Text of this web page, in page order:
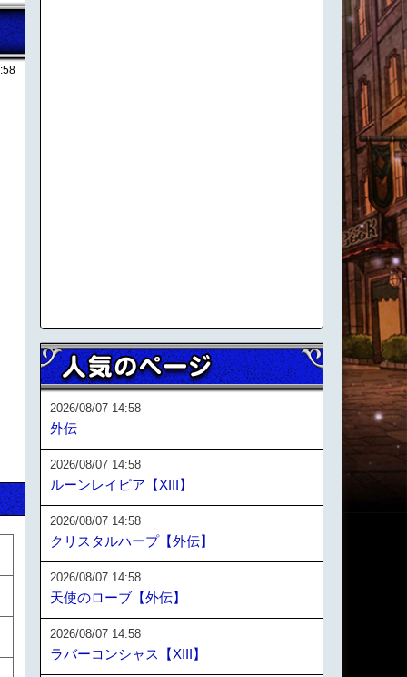
2026/08/07 14:58
外伝
2026/08/07 14:58
ルーンレイピア【XIII】
2026/08/07 14:58
クリスタルハープ【外伝】
2026/08/07 14:58
天使のローブ【外伝】
2026/08/07 14:58
ラバーコンシャス【XIII】